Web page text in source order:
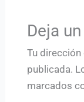
Deja
Tu
publicada.
marcados